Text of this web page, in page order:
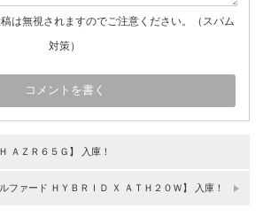
は無視されますのでご注意ください。（スパム
対策）
ＡＺＲ６５Ｇ】 入庫！
ファード ＨＹＢＲＩＤ Ｘ ＡＴＨ２０Ｗ】 入庫！